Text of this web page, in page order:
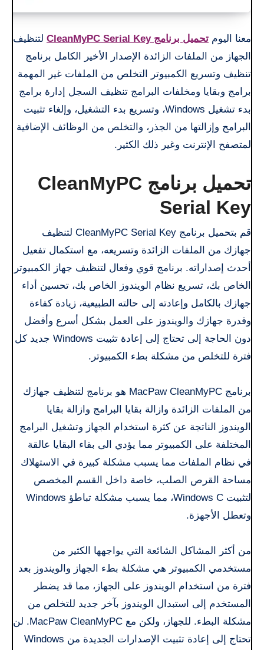
معنا اليوم تحميل برنامج CleanMyPC Serial Key
لتنظيف
الجهاز من الملفات الزائدة الإصدار الأخير الكامل برنامج
تنظيف وتسريع الكمبيوتر التخلص من الملفات غير المهمة
برامج وبقايا ومخلفات البرامج تنظيف السجل إدارة برامج
بدء تشغيل Windows، وتسريع بدء التشغيل، وإلغاء تثبيت
البرامج وإزالتها من الجذر، والتخلص من الوظائف الإضافية
لمتصفح الإنترنت وغير ذلك الكثير.
تحميل برنامج CleanMyPC
Serial Key
قم بتحميل برنامج CleanMyPC Serial Key لتنظيف
جهازك من الملفات الزائدة وتسريعه، مع استكمال تفعيل
أحدث إصداراته. برنامج قوي وفعال لتنظيف جهاز الكمبيوتر
الخاص بك، تسريع نظام الويندوز الخاص بك، تحسين أداء
جهازك بالكامل وإعادته إلى حالته الطبيعية، زيادة كفاءة
وقدرة جهازك والويندوز على العمل بشكل أسرع وأفضل
دون الحاجة إلى تحتاج إلى إعادة تثبيت Windows جديد كل
فترة للتخلص من مشكلة بطء الكمبيوتر.
برنامج MacPaw CleanMyPC هو برنامج لتنظيف جهازك
من الملفات الزائدة وازالة بقايا البرامج وازالة بقايا
الويندوز الناتجة عن كثرة استخدام الجهاز وتشغيل البرامج
المختلفة على الكمبيوتر مما يؤدي الى بقاء البقايا عالقة
في نظام الملفات مما يسبب مشكلة كبيرة في الاستهلاك
مساحة القرص الصلب، خاصة داخل القسم المخصص
لتثبيت Windows C، مما يسبب مشكلة تباطؤ Windows
وتعطل الأجهزة.
من أكثر المشاكل الشائعة التي يواجهها الكثير من
مستخدمي الكمبيوتر هي مشكلة بطء الجهاز والويندوز بعد
فترة من استخدام الويندوز على الجهاز، مما قد يضطر
المستخدم إلى استبدال الويندوز بآخر جديد للتخلص من
مشكلة البطء. للجهاز، ولكن مع MacPaw CleanMyPC. لن
تحتاج إلى إعادة تثبيت الإصدارات الجديدة من Windows